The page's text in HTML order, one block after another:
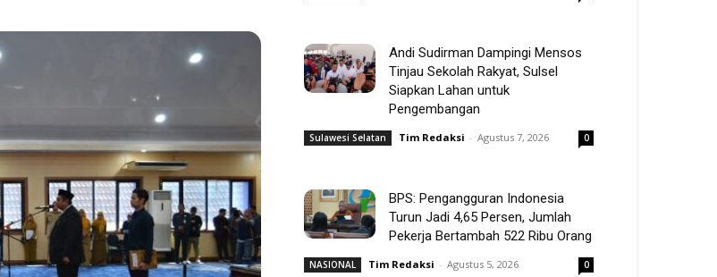
Andi Sudirman Dampingi Mensos
Tinjau Sekolah Rakyat, Sulsel
Siapkan Lahan untuk
Pengembangan
Sulawesi Selatan Tim Redaksi - Agustus 7, 2026 0
BPS: Pengangguran Indonesia
Turun Jadi 4,65 Persen, Jumlah
Pekerja Bertambah 522 Ribu Orang
NASIONAL Tim Redaksi - Agustus 5, 2026 0